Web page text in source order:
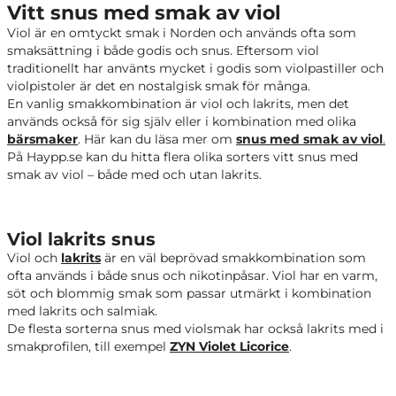
Vitt snus med smak av viol
Viol är en omtyckt smak i Norden och används ofta som
smaksättning i både godis och snus. Eftersom viol
traditionellt har använts mycket i godis som violpastiller och
violpistoler är det en nostalgisk smak för många.
En vanlig smakkombination är viol och lakrits, men det
används också för sig själv eller i kombination med olika
bärsmaker. Här kan du läsa mer om snus med smak av viol.
På Haypp.se kan du hitta flera olika sorters vitt snus med
smak av viol – både med och utan lakrits.
Viol lakrits snus
Viol och lakrits är en väl beprövad smakkombination som
ofta används i både snus och nikotinpåsar. Viol har en varm,
söt och blommig smak som passar utmärkt i kombination
med lakrits och salmiak.
De flesta sorterna snus med violsmak har också lakrits med i
smakprofilen, till exempel ZYN Violet Licorice.